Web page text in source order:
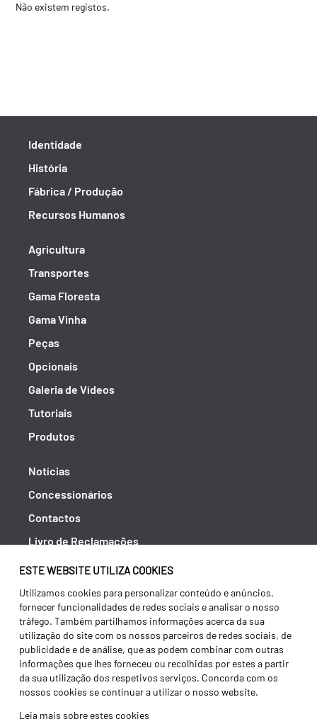
ESTE WEBSITE UTILIZA COOKIES
Utilizamos cookies para personalizar conteúdo e anúncios,
fornecer funcionalidades de redes sociais e analisar o nosso
tráfego. Também partilhamos informações acerca da sua
utilização do site com os nossos parceiros de redes sociais, de
publicidade e de análise, que as podem combinar com outras
informações que lhes forneceu ou recolhidas por estes a partir
da sua utilização dos respetivos serviços. Concorda com os
nossos cookies se continuar a utilizar o nosso website.
Leia mais sobre estes cookies
Não existem registos.
Identidade
História
Fábrica / Produção
Recursos Humanos
Agricultura
Transportes
Gama Floresta
Gama Vinha
Peças
Opcionais
Galeria de Vídeos
Tutoriais
Produtos
Notícias
Concessionários
Contactos
Livro de Reclamações
Política de Privacidade
Canal de Denúncias (RGPC)
Termos e condições